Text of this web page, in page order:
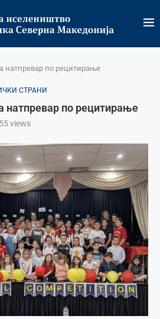
натпревар по рецитирање
СТРАНИ
натпревар по рецитирање
views